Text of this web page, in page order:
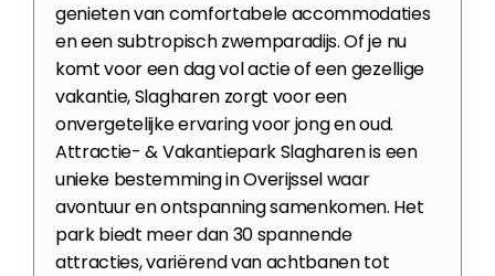
genieten van comfortabele accommodaties
en een subtropisch zwemparadijs. Of je nu
komt voor een dag vol actie of een gezellige
vakantie, Slagharen zorgt voor een
onvergetelijke ervaring voor jong en oud.
Attractie- & Vakantiepark Slagharen is een
unieke bestemming in Overijssel waar
avontuur en ontspanning samenkomen. Het
park biedt meer dan 30 spannende
attracties, variërend van achtbanen tot